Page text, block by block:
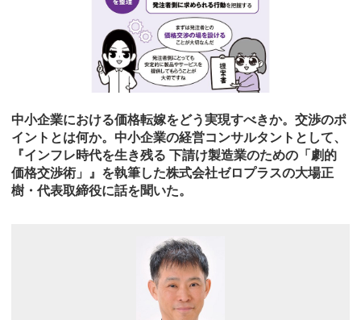
中小企業における価格転嫁をどう実現すべきか。交渉のポ
イントとは何か。中小企業の経営コンサルタントとして、
『インフレ時代を生き残る 下請け製造業のための「劇的
価格交渉術」』を執筆した株式会社ゼロプラスの大場正
樹・代表取締役に話を聞いた。